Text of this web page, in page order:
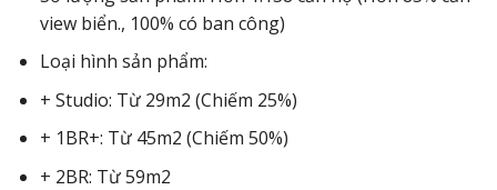
view biển., 100% có ban công)
Loại hình sản phẩm:
+ Studio: Từ 29m2 (Chiếm 25%)
+ 1BR+: Từ 45m2 (Chiếm 50%)
+ 2BR: Từ 59m2